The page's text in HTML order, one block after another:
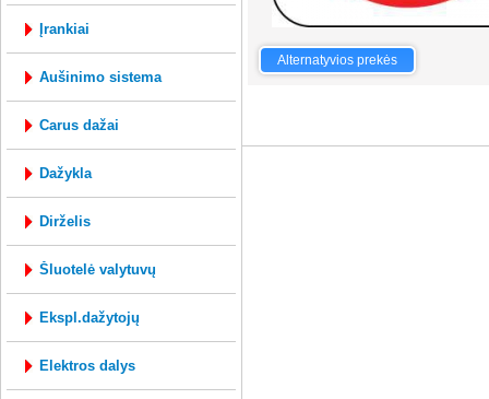
įrankiai
aušinimo sistema
carus dažai
dažykla
dirželis
šluotelė valytuvų
ekspl.dažytojų
elektros dalys
Alternatyvios prekės
GAUBTAS RATO R16